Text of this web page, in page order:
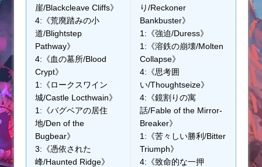
崖/Blackcleave Cliffs》
4:《荒廃踏みの小
道/Blightstep
Pathway》
4:《血の墓所/Blood
Crypt》
1:《ロークスワイン
城/Castle Locthwain》
1:《バグベアの居住
地/Den of the
Bugbear》
3:《憑依された
峰/Haunted Ridge》
り/Reckoner
Bankbuster》
1:《強迫/Duress》
1:《溶鉄の崩壊/Molten
Collapse》
4:《思考囲
い/Thoughtseize》
4:《鏡割りの寓
話/Fable of the Mirror-
Breaker》
1:《苦々しい勝利/Bitter
Triumph》
4:《致命的な一押